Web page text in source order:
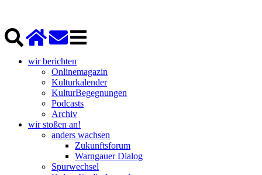
wir berichten
Onlinemagazin
Kulturkalender
KulturBegegnungen
Podcasts
Archiv
wir stoßen an!
anders wachsen
Zukunftsforum
Warngauer Dialog
Spurwechsel